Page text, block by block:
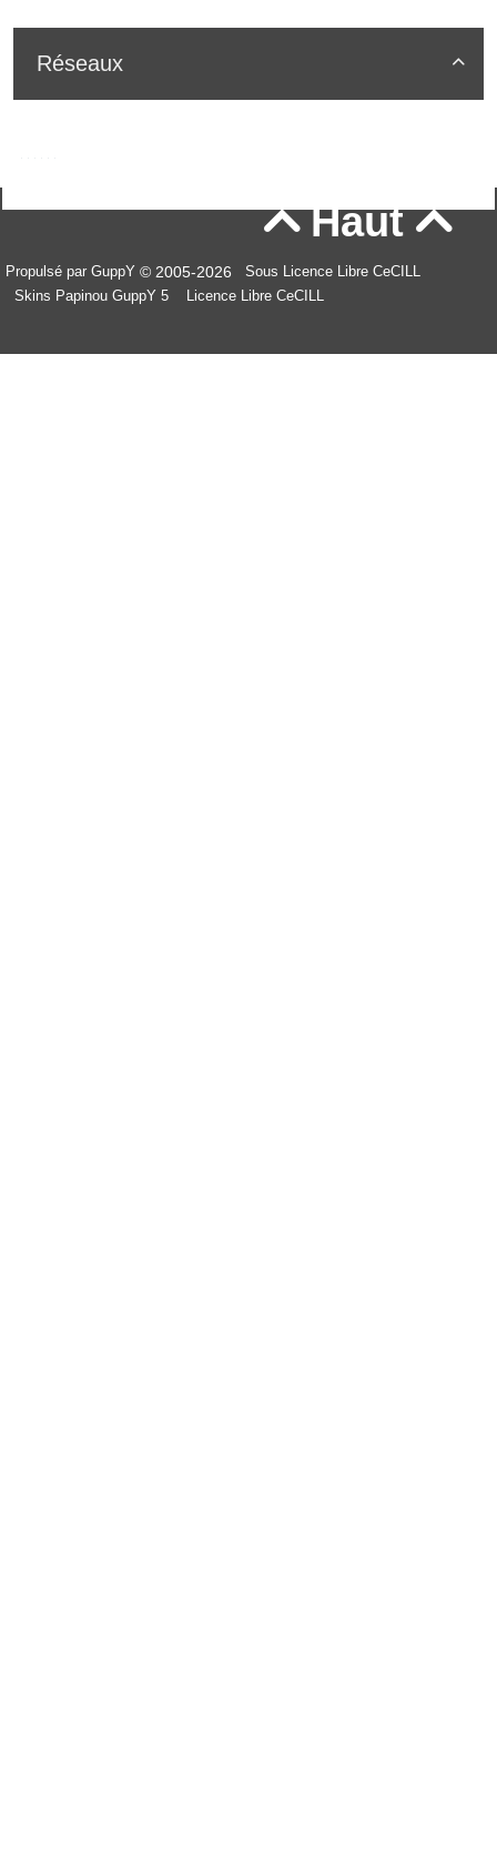

Réseaux
Haut
Propulsé par GuppY © 2005-2026
Sous Licence Libre CeCILL
Skins Papinou GuppY 5
Licence Libre CeCILL